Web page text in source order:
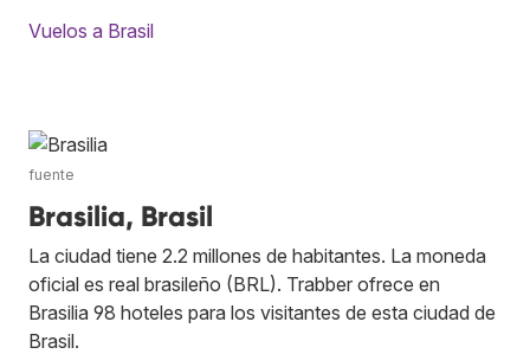
Vuelos a Brasil
fuente
Brasilia, Brasil
La ciudad tiene 2.2 millones de habitantes. La moneda
oficial es real brasileño (BRL). Trabber ofrece en
Brasilia 98 hoteles para los visitantes de esta ciudad de
Brasil.